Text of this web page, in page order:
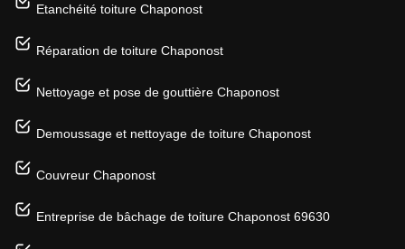
Etanchéité toiture Chaponost
Réparation de toiture Chaponost
Nettoyage et pose de gouttière Chaponost
Demoussage et nettoyage de toiture Chaponost
Couvreur Chaponost
Entreprise de bâchage de toiture Chaponost 69630